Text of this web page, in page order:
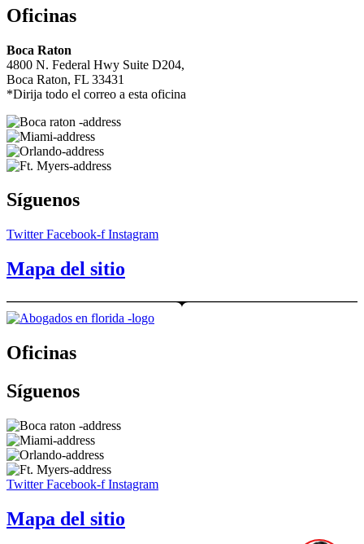
Oficinas
Boca Raton
4800 N. Federal Hwy Suite D204,
Boca Raton, FL 33431
*Dirija todo el correo a esta oficina
Síguenos
Twitter Facebook-f Instagram
Mapa del sitio
Oficinas
Síguenos
Twitter Facebook-f Instagram
Mapa del sitio